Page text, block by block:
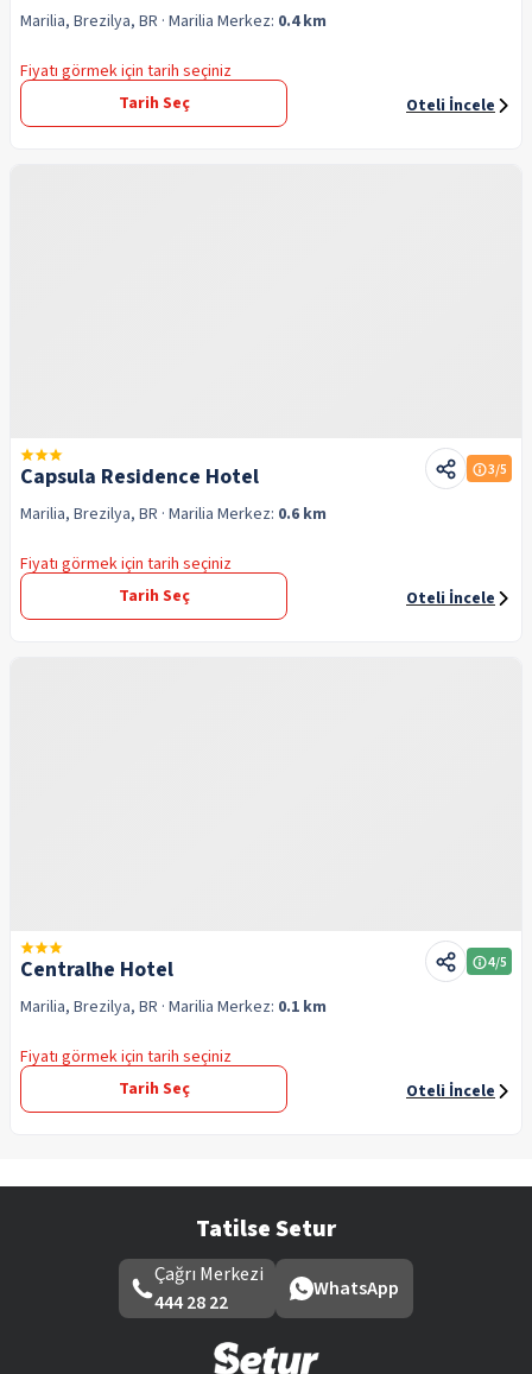
Marilia, Brezilya, BR · Marilia Merkez: 0.4 km
Fiyatı görmek için tarih seçiniz
Tarih Seç
Oteli İncele
Capsula Residence Hotel 3/5
Marilia, Brezilya, BR · Marilia Merkez: 0.6 km
Fiyatı görmek için tarih seçiniz
Tarih Seç
Oteli İncele
Centralhe Hotel 4/5
Marilia, Brezilya, BR · Marilia Merkez: 0.1 km
Fiyatı görmek için tarih seçiniz
Tarih Seç
Oteli İncele
Tatilse Setur
Çağrı Merkezi
444 28 22
WhatsApp